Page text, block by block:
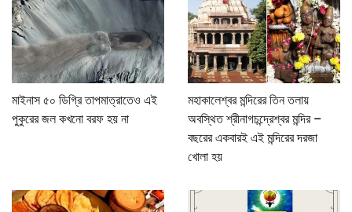
মাইনাস ৫০ ডিগ্রি তাপমাত্রাতেও এই
পুকুরের জল কখনো বরফ হয় না
মহাকালেশ্বর মন্দিরের তিন তলায়
অবস্থিত শ্রীনাগচন্দ্রেশ্বর মন্দির –
বছরের একবারই এই মন্দিরের দরজা
খোলা হয়